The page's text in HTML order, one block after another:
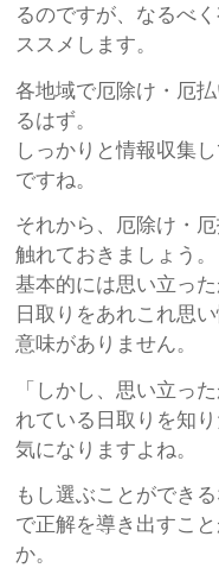
るのですが、なるべ
ススメします。
各地域で厄除け・厄
るはず。
しっかりと情報収集
ですね。
それから、厄除け・
触れておきましょう。
基本的には思い立っ
日取りをあれこれ思
意味がありません。
「しかし、思い立っ
れている日取りを知
気になりますよね。
もし選ぶことができ
で正解を導き出すこ
か。